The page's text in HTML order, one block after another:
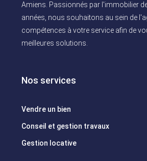
Amiens. Passionnés par l'immobilier
années, nous souhaitons au sein de
compétences à votre service afin de
meilleures solutions.
Nos services
Vendre un bien
Conseil et gestion travaux
Gestion locative